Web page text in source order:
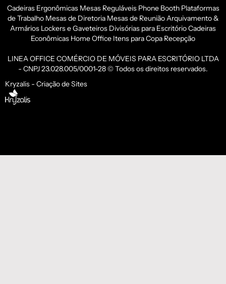
Cadeiras Ergonômicas Mesas Reguláveis Phone Booth Plataformas
de Trabalho Mesas de Diretoria Mesas de ReuniãoArquivamento &
Armários Lockers e Gaveteiros Divisórias para EscritórioCadeiras
Econômicas Home Office Itens para Copa Recepção
LINEA OFFICE COMÉRCIO DE MÓVEIS PARA ESCRITÓRIO LTDA
- CNPJ 23.028.005/0001-28 © Todos os direitos reservados.
Kryzalis - Criação de Sites